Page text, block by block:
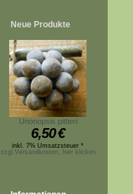
Neue Produkte
Unonopsis pittieri
6,50€
inkl. 7% Umsatzsteuer *
zzgl.Versandkosten, hier klicken